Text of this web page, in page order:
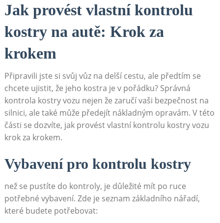
Jak provést vlastní ⁢kontrolu
kostry na autě: Krok za
krokem
Připravili jste ‍si svůj vůz na delší cestu, ‍ale předtím se
chcete ujistit, že jeho kostra je‍ v pořádku?‌ Správná
kontrola kostry vozu‌ nejen že zaručí vaši bezpečnost na
silnici, ale také⁢ může předejít nákladným opravám. V této
části se dozvíte, jak provést vlastní kontrolu kostry vozu⁤
krok za krokem.
Vybavení pro kontrolu kostry
než se pustíte do kontroly, je důležité‍ mít ‍po ruce
potřebné ⁤vybavení. Zde je seznam základního nářadí,
které budete ​potřebovat: